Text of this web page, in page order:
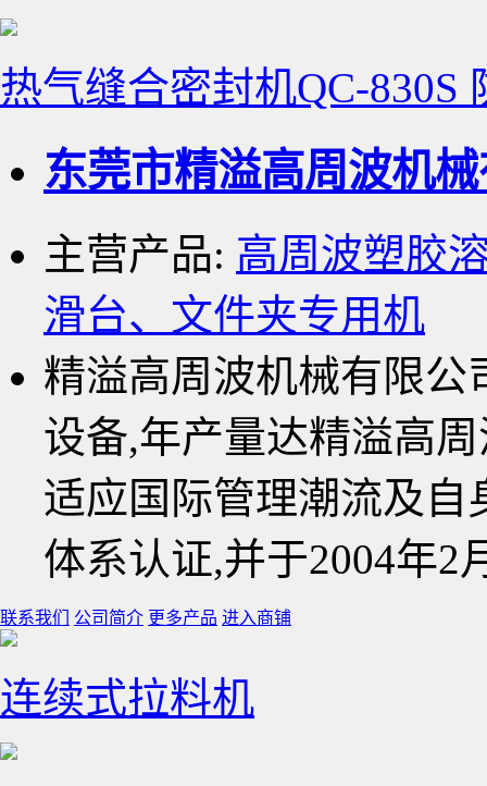
热气缝合密封机QC-830S
东莞市精溢高周波机
主营产品: 高周波塑胶
滑台、文件夹专用机
精溢高周波机械有限公
设备,年产量达精溢高
适应国际管理潮流及自
体系认证,并于2004年2
联系我们 公司简介 更多产品 进入商铺
连续式拉料机